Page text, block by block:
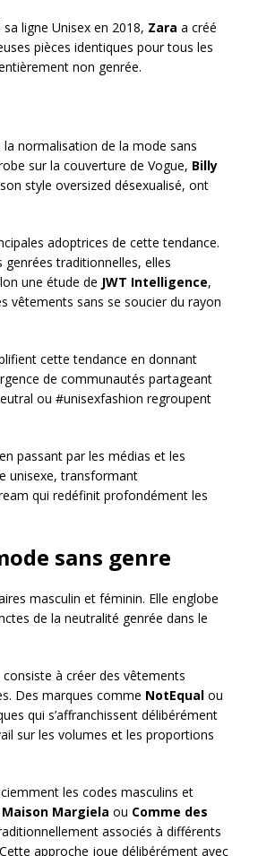
sa ligne Unisex en 2018, Zara a créé
pièces identiques pour tous les
non genrée.
normalisation de la mode sans
sur la couverture de Vogue, Billy
style oversized désexualisé, ont
adoptrices de cette tendance.
traditionnelles, elles
une étude de JWT Intelligence,
vêtements sans se soucier du rayon
cette tendance en donnant
de communautés partageant
ou #unisexfashion regroupent
passant par les médias et les
unisexe, transformant
qui redéfinit profondément les
sans genre
masculin et féminin. Elle englobe
de la neutralité genrée dans le
consiste à créer des vêtements
Des marques comme NotEqual ou
qui s’affranchissent délibérément
sur les volumes et les proportions
les codes masculins et
Maison Margiela ou Comme des
associés à différents
approche joue délibérément avec